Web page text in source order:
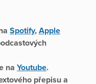
Spotify, Apple
na Youtube.
přepisu a